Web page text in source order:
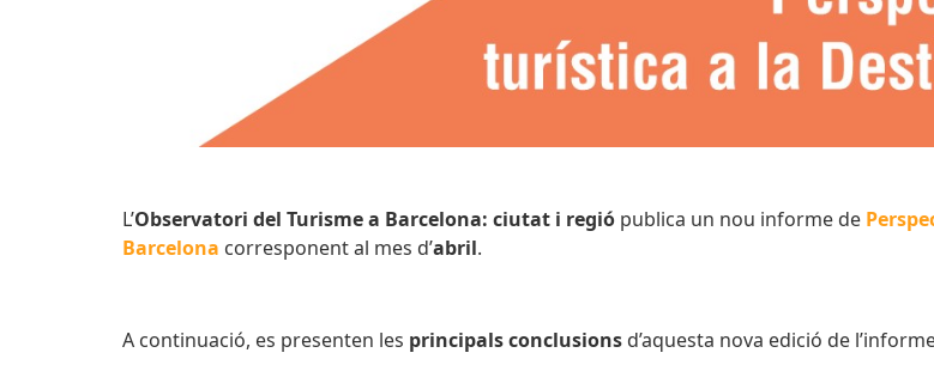
L’Observatori del Turisme a Barcelona: ciutat i regió publica un nou informe de
Barcelona corresponent al mes d’abril.
A continuació, es presenten les principals conclusions d’aquesta nova edició de